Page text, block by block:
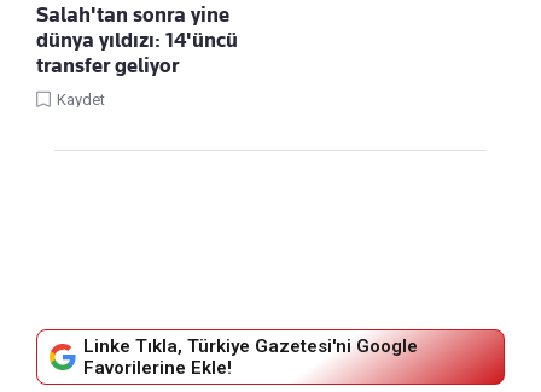
Salah'tan sonra yine
dünya yıldızı: 14'üncü
transfer geliyor
Kaydet
Linke Tıkla, Türkiye Gazetesi'ni Google
Favorilerine Ekle!